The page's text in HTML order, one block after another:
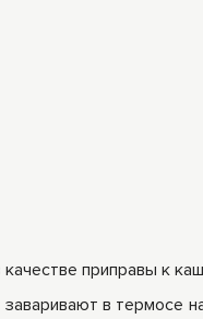
приправы к
в термосе